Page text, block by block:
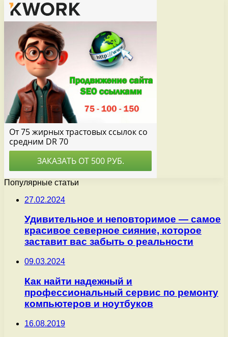
Популярные статьи
27.02.2024
Удивительное и неповторимое — самое
красивое северное сияние, которое
заставит вас забыть о реальности
09.03.2024
Как найти надежный и
профессиональный сервис по ремонту
компьютеров и ноутбуков
16.08.2019